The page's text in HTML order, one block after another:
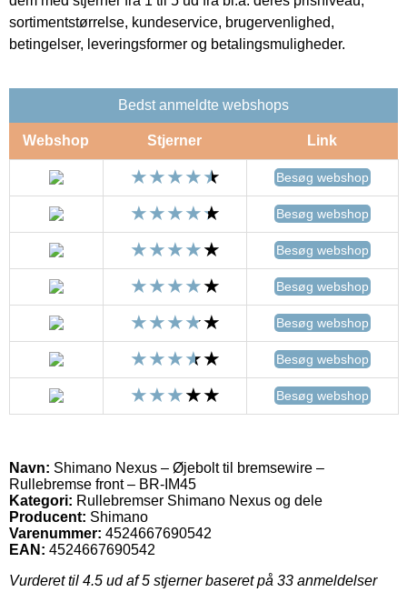
sortimentstørrelse, kundeservice, brugervenlighed,
betingelser, leveringsformer og betalingsmuligheder.
Bedst anmeldte webshops
Webshop Stjerner Link
Besøg webshop
Besøg webshop
Besøg webshop
Besøg webshop
Besøg webshop
Besøg webshop
Besøg webshop
Navn: Shimano Nexus – Øjebolt til bremsewire –
Rullebremse front – BR-IM45
Kategori: Rullebremser Shimano Nexus og dele
Producent: Shimano
Varenummer: 4524667690542
EAN: 4524667690542
Vurderet til 4.5 ud af 5 stjerner baseret på 33 anmeldelser